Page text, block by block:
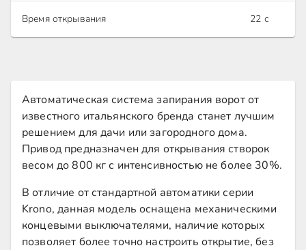
Время открывания 22 с
Автоматическая система запирания ворот от
известного итальянского бренда станет лучшим
решением для дачи или загородного дома.
Привод предназначен для открывания створок
весом до 800 кг с интенсивностью не более 30%.
В отличие от стандартной автоматики серии
Krono, данная модель оснащена механическими
концевыми выключателями, наличие которых
позволяет более точно настроить открытие, без